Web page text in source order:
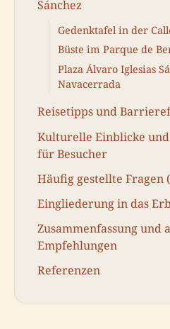
Sánchez
Gedenktafel in der
Büste im Parque de
Plaza Álvaro Iglesias
Navacerrada
Reisetipps und
Kulturelle Einblicke
für Besucher
Häufig gestellte Fragen
Eingliederung in das
Zusammenfassung und
Empfehlungen
Referenzen